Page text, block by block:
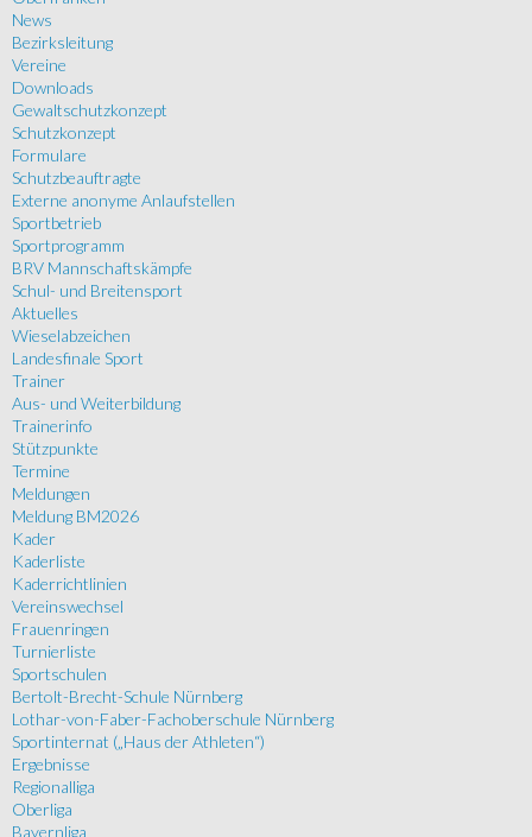
News
Bezirksleitung
Vereine
Downloads
Gewaltschutzkonzept
Schutzkonzept
Formulare
Schutzbeauftragte
Externe anonyme Anlaufstellen
Sportbetrieb
Sportprogramm
BRV Mannschaftskämpfe
Schul- und Breitensport
Aktuelles
Wieselabzeichen
Landesfinale Sport
Trainer
Aus- und Weiterbildung
Trainerinfo
Stützpunkte
Termine
Meldungen
Meldung BM2026
Kader
Kaderliste
Kaderrichtlinien
Vereinswechsel
Frauenringen
Turnierliste
Sportschulen
Bertolt-Brecht-Schule Nürnberg
Lothar-von-Faber-Fachoberschule Nürnberg
Sportinternat („Haus der Athleten“)
Ergebnisse
Regionalliga
Oberliga
Bayernliga